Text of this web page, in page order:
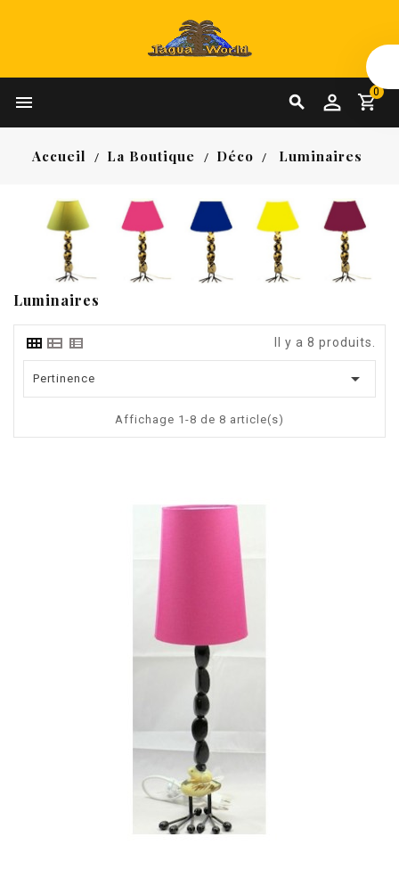

 0
Accueil La Boutique Déco Luminaires
Luminaires
Il y a 8 produits.
Pertinence 
Affichage 1-8 de 8 article(s)